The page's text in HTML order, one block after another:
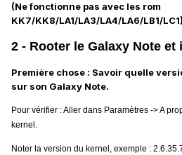
(Ne fonctionne pas avec les rom
KK7/KK8/LA1/LA3/LA4/LA6/LB1/LC1)
2 - Rooter le Galaxy Note
Première chose : Savoir quelle
sur son Galaxy Note.
Pour vérifier : Aller dans Paramètres -> A
kernel.
Noter la version du kernel, exemple :